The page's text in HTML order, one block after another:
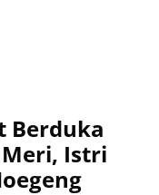
Berduka
Istri